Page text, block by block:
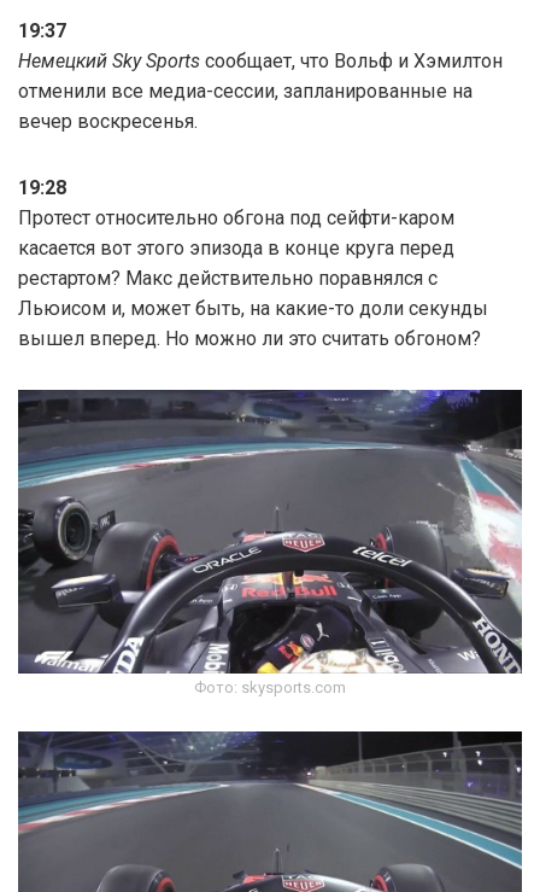
19:37
Немецкий Sky Sports сообщает, что Вольф и Хэмилтон
отменили все медиа-сессии, запланированные на
вечер воскресенья.
19:28
Протест относительно обгона под сейфти-каром
касается вот этого эпизода в конце круга перед
рестартом? Макс действительно поравнялся с
Льюисом и, может быть, на какие-то доли секунды
вышел вперед. Но можно ли это считать обгоном?
Фото: skysports.com